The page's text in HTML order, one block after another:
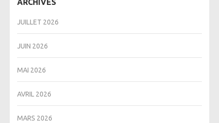
ARCHIVES
JUILLET 2026
JUIN 2026
MAI 2026
AVRIL 2026
MARS 2026